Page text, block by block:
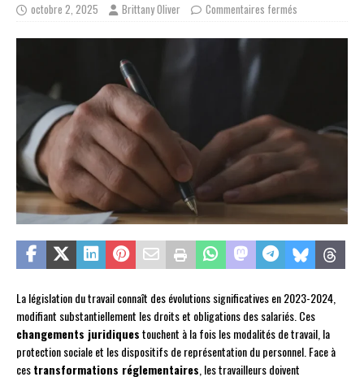
octobre 2, 2025 Brittany Oliver Commentaires fermés
La législation du travail connaît des évolutions significatives en 2023-2024,
modifiant substantiellement les droits et obligations des salariés. Ces
changements juridiquestouchent à la fois les modalités de travail, la
protection sociale et les dispositifs de représentation du personnel. Face à
cestransformations réglementaires, les travailleurs doivent